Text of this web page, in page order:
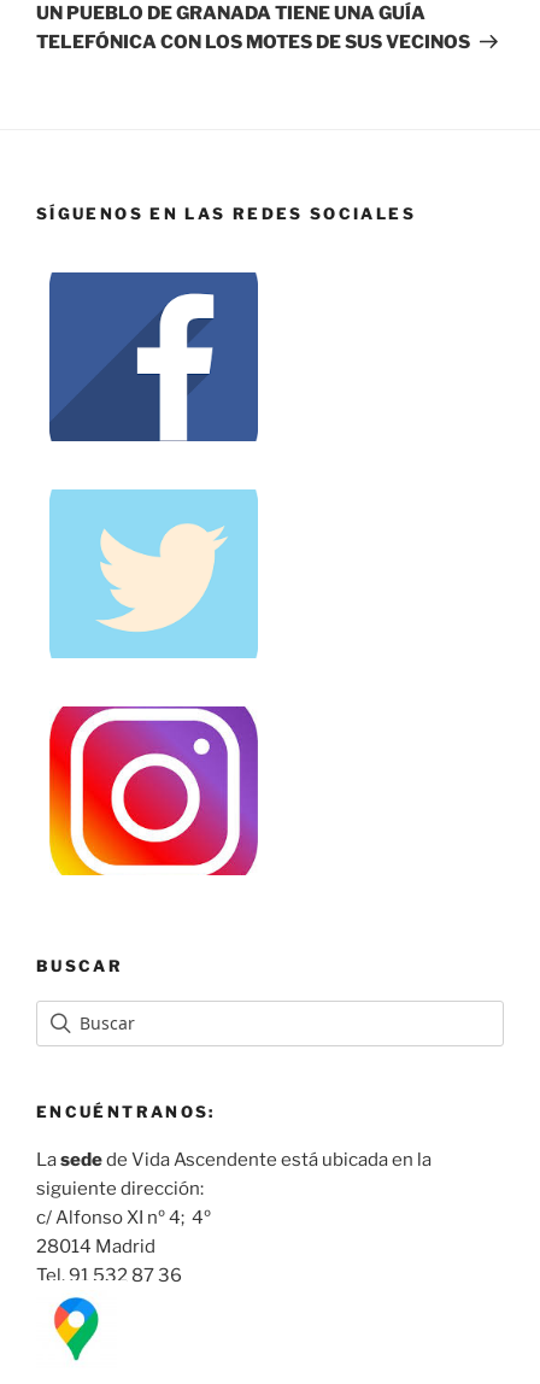
UN PUEBLO DE GRANADA TIENE UNA GUÍA
TELEFÓNICA CON LOS MOTES DE SUS VECINOS
SÍGUENOS EN LAS REDES SOCIALES
BUSCAR
ENCUÉNTRANOS:
Lasedede Vida Ascendente está ubicada en la
siguiente dirección:
c/ Alfonso XI nº 4; 4º
28014 Madrid
Tel. 91 532 87 36